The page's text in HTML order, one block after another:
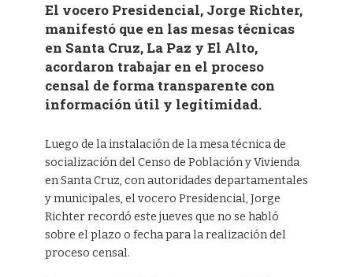
El vocero Presidencial, Jorge Richter,
manifestó que en las mesas técnicas
en Santa Cruz, La Paz y El Alto,
acordaron trabajar en el proceso
censal de forma transparente con
información útil y legitimidad.
Luego de la instalación de la mesa técnica de
socialización del Censo de Población y Vivienda
en Santa Cruz, con autoridades departamentales
y municipales, el vocero Presidencial, Jorge
Richter recordó este jueves que no se habló
sobre el plazo o fecha para la realización del
proceso censal.